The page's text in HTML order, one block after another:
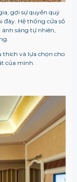
gợi sự quyền quý
đây. Hệ thống cửa sổ
sáng tự nhiên,
thích và lựa chọn cho
của mình.